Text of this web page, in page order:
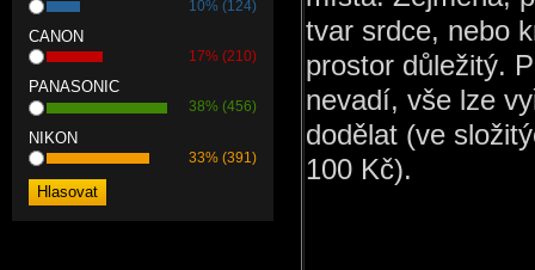
tvar srdce, nebo
prostor důležitý.
nevadí, vše lze
dodělat (ve
100 Kč).
10% (124)
CANON
17% (210)
PANASONIC
38% (456)
NIKON
33% (391)